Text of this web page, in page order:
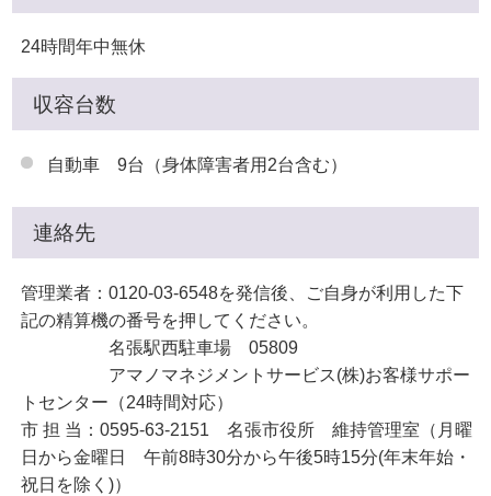
24時間年中無休
収容台数
自動車 9台（身体障害者用2台含む）
連絡先
管理業者：0120-03-6548を発信後、ご自身が利用した下
記の精算機の番号を押してください。
名張駅西駐車場 05809
アマノマネジメントサービス(株)お客様サポー
トセンター（24時間対応）
市 担 当：0595-63-2151 名張市役所 維持管理室（月曜
日から金曜日 午前8時30分から午後5時15分(年末年始・
祝日を除く)）